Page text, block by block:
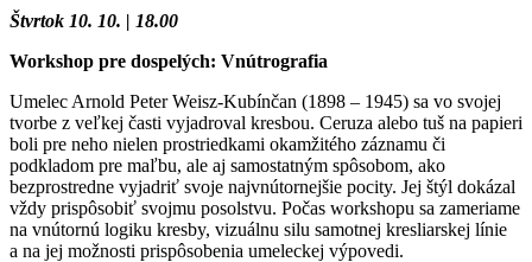
Štvrtok 10. 10. | 18.00
Workshop pre dospelých: Vnútrografia
Umelec Arnold Peter Weisz-Kubínčan (1898 – 1945) sa vo svojej
tvorbe z veľkej časti vyjadroval kresbou. Ceruza alebo tuš na papieri
boli pre neho nielen prostriedkami okamžitého záznamu či
podkladom pre maľbu, ale aj samostatným spôsobom, ako
bezprostredne vyjadriť svoje najvnútornejšie pocity. Jej štýl dokázal
vždy prispôsobiť svojmu posolstvu. Počas workshopu sa zameriame
na vnútornú logiku kresby, vizuálnu silu samotnej kresliarskej línie
a na jej možnosti prispôsobenia umeleckej výpovedi.